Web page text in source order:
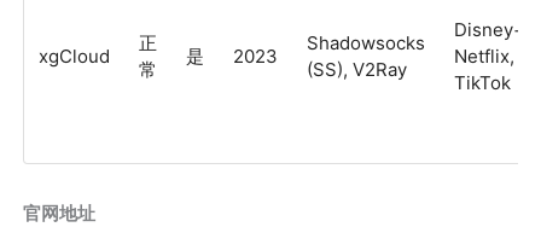
xgCloud
正
常
是 2023
Shadowsocks
(SS), V2Ray
Disney+,
Netflix,
TikTok
官网地址